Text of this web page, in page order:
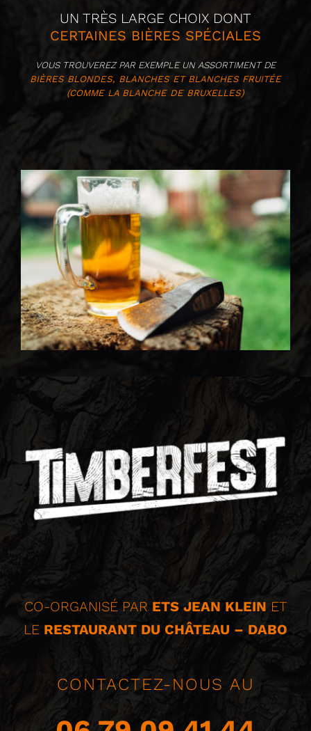
UN TRÈS LARGE CHOIX DONT
CERTAINES BIÈRES SPÉCIALES
VOUS TROUVEREZ PAR EXEMPLE UN ASSORTIMENT DE
BIÈRES BLONDES, BLANCHES ET BLANCHES FRUITÉE
(COMME LA BLANCHE DE BRUXELLES)
CO-ORGANISÉ PAR ETS JEAN KLEIN ET
LE RESTAURANT DU CHÂTEAU – DABO
CONTACTEZ-NOUS AU